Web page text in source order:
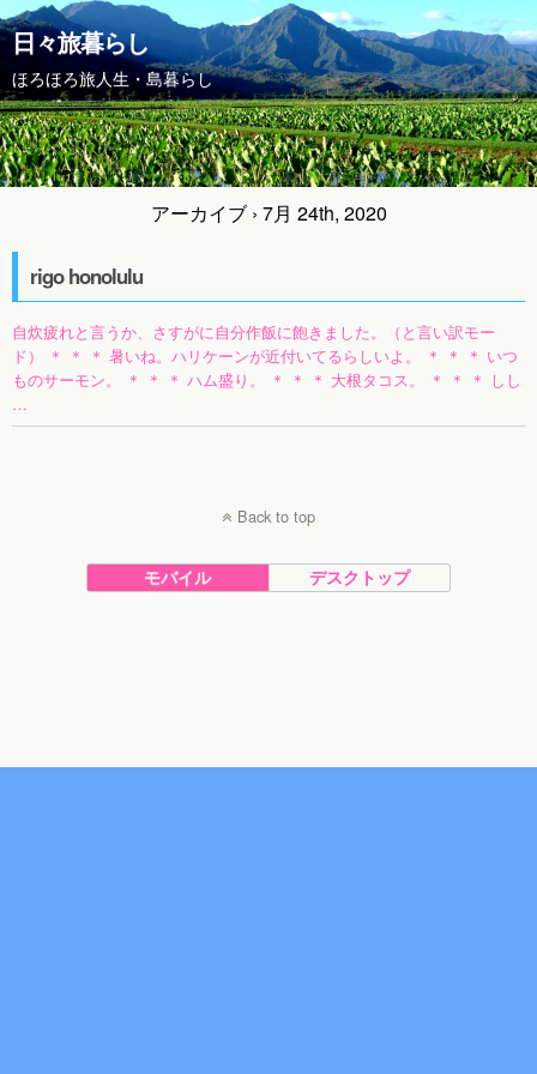
日々旅暮らし
ほろほろ旅人生・島暮らし
アーカイブ › 7月 24th, 2020
rigo honolulu
自炊疲れと言うか、さすがに自分作飯に飽きました。（と言い訳モー
ド） ＊ ＊ ＊ 暑いね。ハリケーンが近付いてるらしいよ。 ＊ ＊ ＊ いつ
ものサーモン。 ＊ ＊ ＊ ハム盛り。 ＊ ＊ ＊ 大根タコス。 ＊ ＊ ＊ しし
…
Back to top
モバイル デスクトップ